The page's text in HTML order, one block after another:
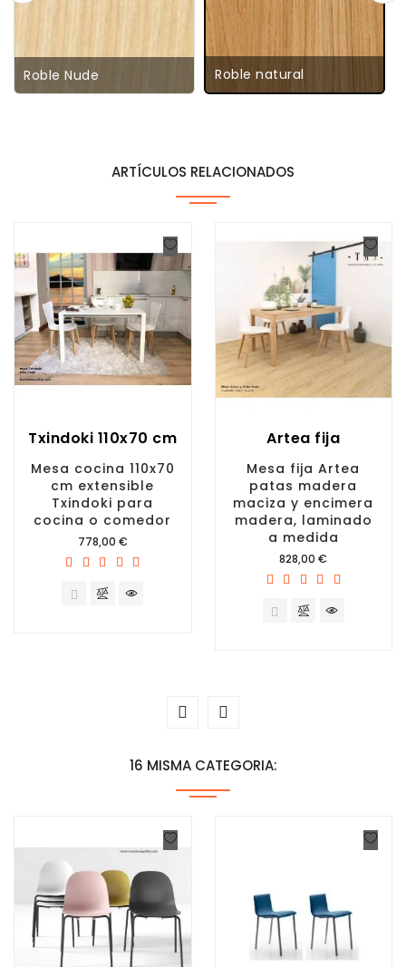
Roble Nude Roble natural
ARTÍCULOS RELACIONADOS
Txindoki 110x70 cm
Mesa cocina 110x70
cm extensible
Txindoki para
cocina o comedor
Precio
778,00 €
Artea fija
Mesa fija Artea
patas madera
maciza y encimera
madera, laminado
a medida
Precio
828,00 €
16 MISMA CATEGORIA: